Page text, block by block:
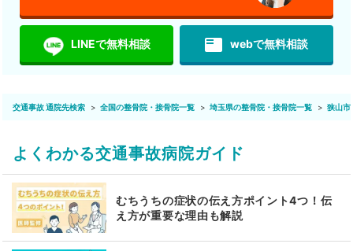
LINEで無料相談 featured_play_list webで無料相談
交通事故 通院先検索 全国の整骨院・接骨院一覧 埼玉県の整骨院・接骨院一覧 狭山市
よくわかる交通事故病院ガイド
むちうちの症状の伝え方ポイント4つ！伝
え方が重要な理由も解説